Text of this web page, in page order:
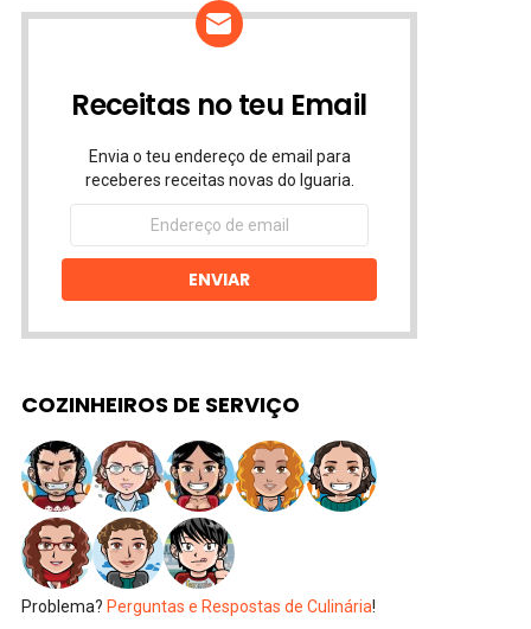
Receitas no teu Email
Envia o teu endereço de email para
receberes receitas novas do Iguaria.
Endereço
email
ENVIAR
COZINHEIROS DE SERVIÇO
Problema? Perguntas e Respostas de Culinária!